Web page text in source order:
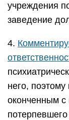
учреждения
заведение
4.
него, поэтому
оконченным с